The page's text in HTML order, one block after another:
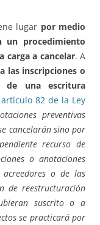
lugar por medio
un procedimiento
carga a cancelar. A
las inscripciones o
de una escritura
82 de la Ley
preventivas
cancelarán sino por
recurso de
o anotaciones
o de las
de reestructuración
suscrito o a
se practicará por